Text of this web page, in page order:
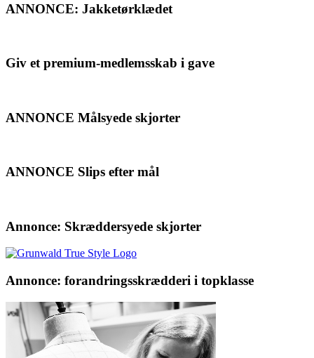
ANNONCE: Jakketørklædet
Giv et premium-medlemsskab i gave
ANNONCE Målsyede skjorter
ANNONCE Slips efter mål
Annonce: Skræddersyede skjorter
Annonce: forandringsskrædderi i topklasse